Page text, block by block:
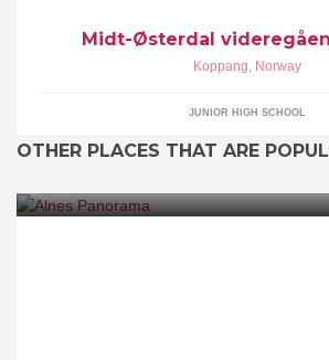
Midt-Østerdal
Koppang, Norway
JUNIOR HIGH SCHOOL
OTHER PLACES THAT ARE